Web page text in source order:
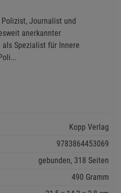
Journalist und
anerkannter
als Spezialist für Innere
...
Kopp Verlag
9783864453069
gebunden, 318 Seiten
490 Gramm
(5)
(1)